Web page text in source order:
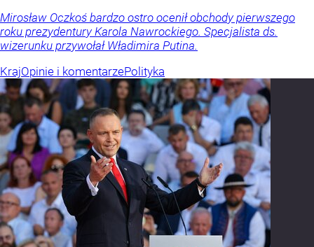
Mirosław Oczkoś bardzo ostro ocenił obchody pierwszego
roku prezydentury Karola Nawrockiego. Specjalista ds.
wizerunku przywołał Władimira Putina.
KrajOpinie i komentarzePolityka